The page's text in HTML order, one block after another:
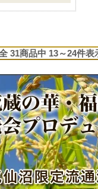
31商品中 13～24件